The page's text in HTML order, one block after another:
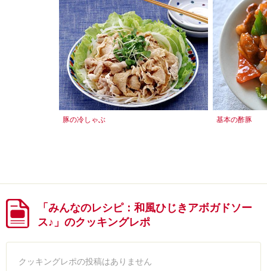
豚の冷しゃぶ 基本の酢豚
「みんなのレシピ：和風ひじきアボガドソー
ス♪」のクッキングレポ
クッキングレポの投稿はありません